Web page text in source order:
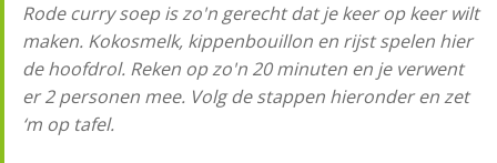
Rode curry soep is zo'n gerecht dat je keer op keer wilt
maken. Kokosmelk, kippenbouillon en rijst spelen hier
de hoofdrol. Reken op zo'n 20 minuten en je verwent
er 2 personen mee. Volg de stappen hieronder en zet
‘m op tafel.